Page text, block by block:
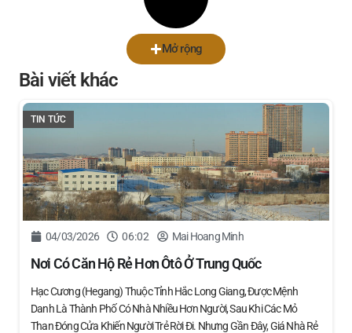
Mở rộng
Bài viết khác
TIN TỨC
04/03/2026 06:02 Mai Hoang Minh
Nơi Có Căn Hộ Rẻ Hơn Ôtô Ở Trung Quốc
Hạc Cương (Hegang) Thuộc Tỉnh Hắc Long Giang, Được Mệnh
Danh Là Thành Phố Có Nhà Nhiều Hơn Người, Sau Khi Các Mỏ
Than Đóng Cửa Khiến Người Trẻ Rời Đi. Nhưng Gần Đây, Giá Nhà Rẻ